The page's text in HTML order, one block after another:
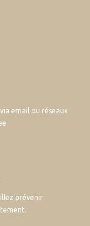
via email ou réseaux
prévenir